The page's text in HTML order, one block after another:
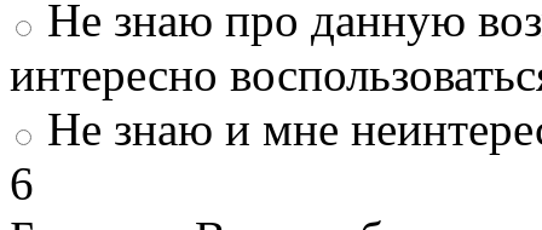
Не знаю про данную
интересно
Не знаю и мне
6